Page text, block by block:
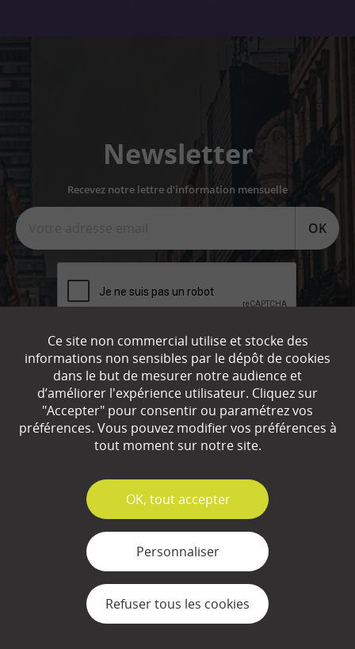
Newsletter
Recevez notre lettre d'information mensuelle
OK
En complétant ce formulaire, vous acceptez que l'association IEFP,
traite vos données personnelles à la seule fin de vous permettre de
recevoir notre lettre d’information mensuelle. Pour en savoir plus
sur vos droits et nos pratiques en matière de protection de vos
données personnelles :mentions légales
Questions / Réponses
Ce site non commercial utilise et stocke des
informations non sensibles par le dépôt de cookies
dans le but de mesurer notre audience et
d’améliorer l'expérience utilisateur. Cliquez sur
"Accepter" pour consentir ou paramétrez vos
préférences. Vous pouvez modifier vos préférences à
tout moment sur notre site.
✓
OK, tout accepter
Personnaliser
Refuser tous les cookies